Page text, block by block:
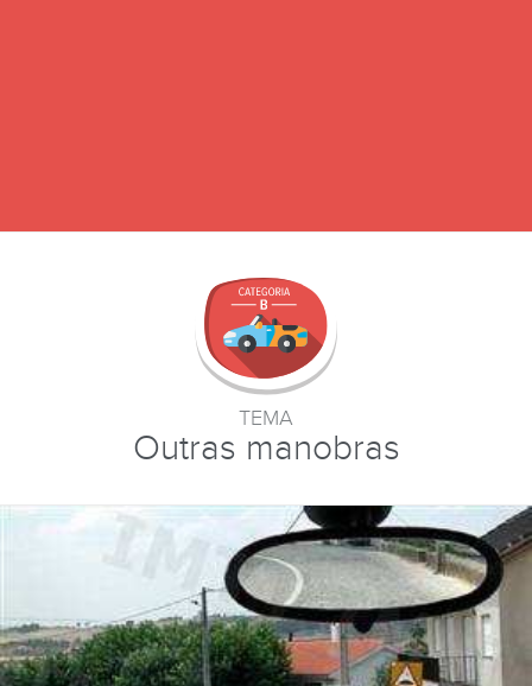
TEMA
Outras manobras